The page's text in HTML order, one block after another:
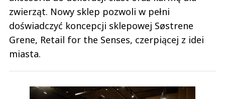
zwierząt. Nowy sklep pozwoli w pełni
doświadczyć koncepcji sklepowej Søstrene
Grene, Retail for the Senses, czerpiącej z idei
miasta.